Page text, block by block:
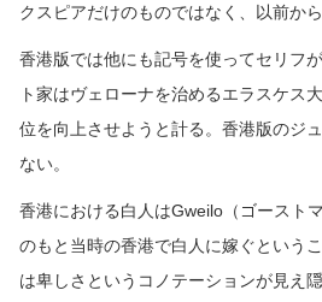
クスピアだけのものではなく、以前か
香港版では他にも記号を使ってセリフ
ト家はヴェローナを治めるエラスケス
位を向上させようと計る。香港版のジ
ない。
香港における白人はGweilo（ゴースト
のもと当時の香港で白人に嫁ぐという
は卑しさというコノテーションが見え